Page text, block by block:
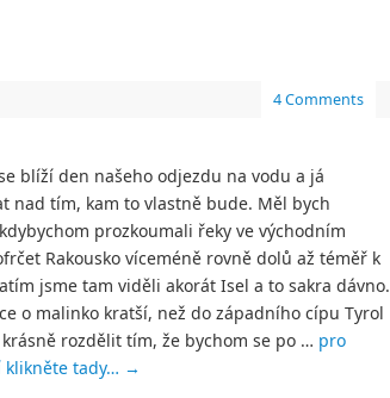
4 Comments
blíží den našeho odjezdu na vodu a já
nad tím, kam to vlastně bude. Měl bych
prozkoumali řeky ve východním
Rakousko víceméně rovně dolů až téměř k
jsme tam viděli akorát Isel a to sakra dávno.
o malinko kratší, než do západního cípu Tyrol
rozdělit tím, že bychom se po … pro
klikněte tady… →